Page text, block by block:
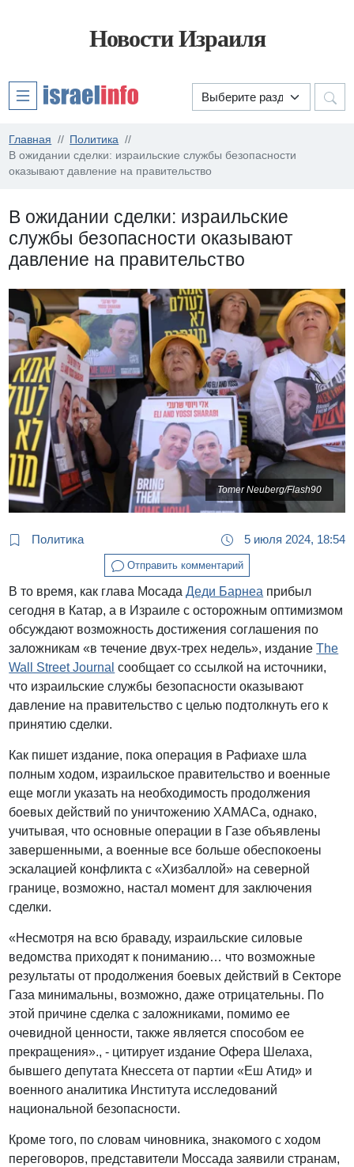
Новости Израиля
Главная
Политика
В ожидании сделки: израильские службы безопасности
оказывают давление на правительство
В ожидании сделки: израильские
службы безопасности оказывают
давление на правительство
Tomer Neuberg/Flash90
Политика 5 июля 2024, 18:54
Отправить комментарий
В то время, как глава МосадаДеди Барнеа прибыл
сегодня в Катар, а в Израиле с осторожным оптимизмом
обсуждают возможность достижения соглашения по
заложникам «в течение двух-трех недель», изданиеThe
Wall Street Journal сообщает со ссылкой на источники,
что израильские службы безопасности оказывают
давление на правительство с целью подтолкнуть его к
принятию сделки.
Как пишет издание, пока операция в Рафиахе шла
полным ходом, израильское правительство и военные
еще могли указать на необходимость продолжения
боевых действий по уничтожению ХАМАСа, однако,
учитывая, что основные операции в Газе объявлены
завершенными, а военные все больше обеспокоены
эскалацией конфликта с «Хизбаллой» на северной
границе, возможно, настал момент для заключения
сделки.
«Несмотря на всю браваду, израильские силовые
ведомства приходят к пониманию… что возможные
результаты от продолжения боевых действий в Секторе
Газа минимальны, возможно, даже отрицательны. По
этой причине сделка с заложниками, помимо ее
очевидной ценности, также является способом ее
прекращения»., - цитирует издание Офера Шелаха,
бывшего депутата Кнессета от партии «Еш Атид» и
военного аналитика Института исследований
национальной безопасности.
Кроме того, по словам чиновника, знакомого с ходом
переговоров, представители Моссада заявили странам,